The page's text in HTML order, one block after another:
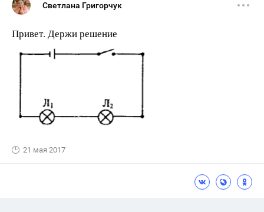
Светлана Григорчук
Привет. Держи решение
21 мая 2017